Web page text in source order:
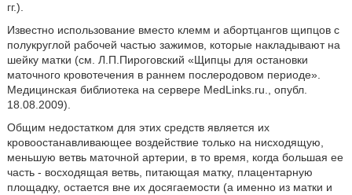
гг.).
Известно использование вместо клемм и абортцангов щипцов с
полукруглой рабочей частью зажимов, которые накладывают на
шейку матки (см. Л.П.Пироговский «Щипцы для остановки
маточного кровотечения в раннем послеродовом периоде».
Медицинская библиотека на сервере MedLinks.ru., опубл.
18.08.2009).
Общим недостатком для этих средств является их
кровоостанавливающее воздействие только на нисходящую,
меньшую ветвь маточной артерии, в то время, когда большая ее
часть - восходящая ветвь, питающая матку, плацентарную
площадку, остается вне их досягаемости (а именно из матки и